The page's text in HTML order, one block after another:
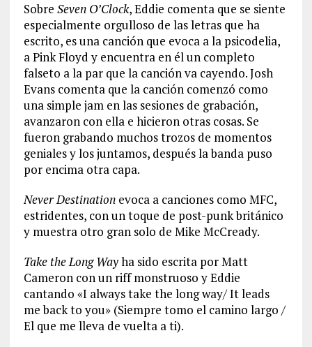
Sobre Seven O’Clock, Eddie comenta que se siente
especialmente orgulloso de las letras que ha
escrito, es una canción que evoca a la psicodelia,
a Pink Floyd y encuentra en él un completo
falseto a la par que la canción va cayendo. Josh
Evans comenta que la canción comenzó como
una simple jam en las sesiones de grabación,
avanzaron con ella e hicieron otras cosas. Se
fueron grabando muchos trozos de momentos
geniales y los juntamos, después la banda puso
por encima otra capa.
Never Destinationevoca a canciones como MFC,
estridentes, con un toque de post-punk británico
y muestra otro gran solo de Mike McCready.
Take the Long Wayha sido escrita por Matt
Cameron con un riff monstruoso y Eddie
cantando «I always take the long way/ It leads
me back to you» (Siempre tomo el camino largo /
El que me lleva de vuelta a ti).